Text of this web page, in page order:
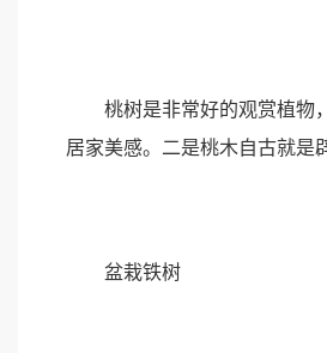
桃树是非常好的观赏植物，
居家美感。二是桃木自古就是
盆栽铁树